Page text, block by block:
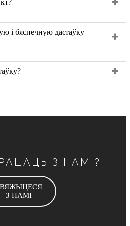
і бяспечную дастаўку
З НАМІ?
З НАМІ